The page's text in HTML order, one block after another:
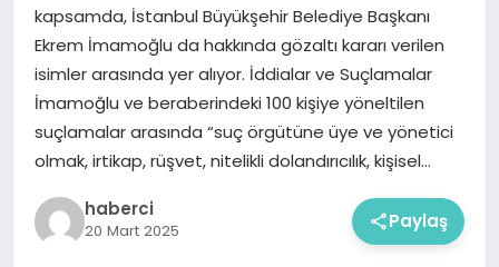
kapsamda, İstanbul Büyükşehir Belediye Başkanı
Ekrem İmamoğlu da hakkında gözaltı kararı verilen
isimler arasında yer alıyor. İddialar ve Suçlamalar
İmamoğlu ve beraberindeki 100 kişiye yöneltilen
suçlamalar arasında “suç örgütüne üye ve yönetici
olmak, irtikap, rüşvet, nitelikli dolandırıcılık, kişisel…
haberci
20 Mart 2025 Paylaş